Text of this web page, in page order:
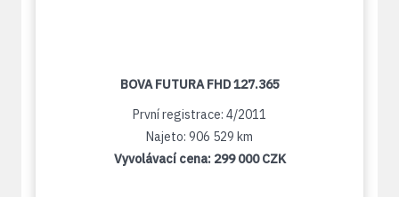
BOVA FUTURA FHD 127.365
První registrace: 4/2011
Najeto: 906 529 km
Vyvolávací cena: 299 000 CZK